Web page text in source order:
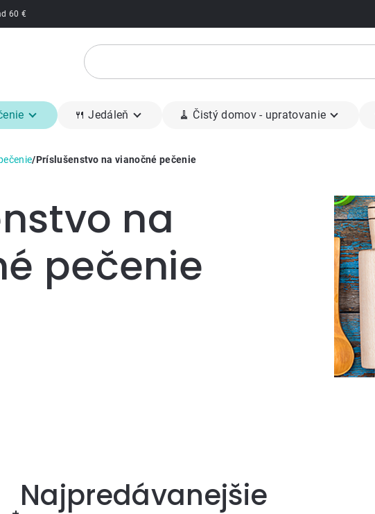
60 €
🍴 Jedáleň 🧹 Čistý domov - upratovanie
/Príslušenstvo na vianočné pečenie
na
pečenie
Najpredávanejšie